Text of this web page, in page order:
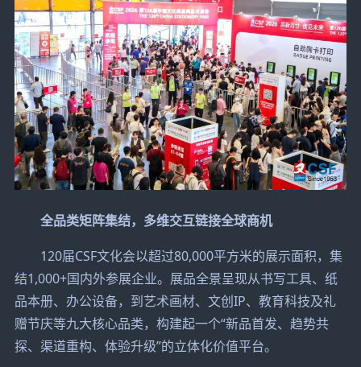
全品类矩阵集结，多维交互链接全球商机
120届CSF文化会以超过80,000平方米的展示面积，集
结1,000+国内外参展企业。展品全景呈现从书写工具、纸
品本册、办公设备，到艺术画材、文创IP、教育科技及礼
赠节庆等九大核心品类，构建起一个“新品首发、趋势共
探、渠道重构、体验升级”的立体化价值平台。